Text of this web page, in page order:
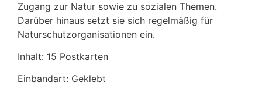
Zugang zur Natur sowie zu sozialen Themen.
Darüber hinaus setzt sie sich regelmäßig für
Naturschutzorganisationen ein.
Inhalt: 15 Postkarten
Einbandart: Geklebt